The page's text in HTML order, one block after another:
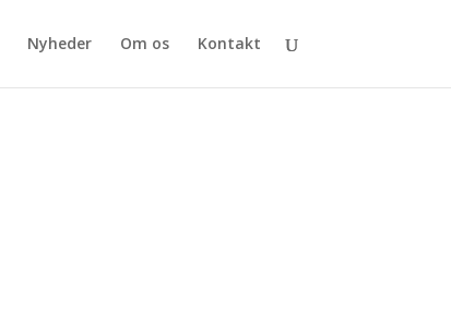
Nyheder Om os Kontakt